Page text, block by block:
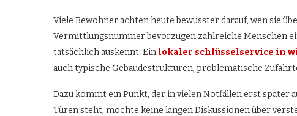
Viele Bewohner achten heute bewusster darauf, wen sie
Vermittlungsnummer bevorzugen zahlreiche Menschen
tatsächlich auskennt. Ein lokaler schlüsselservice in
auch typische Gebäudestrukturen, problematische
Dazu kommt ein Punkt, der in vielen Notfällen erst später
Türen steht, möchte keine langen Diskussionen über